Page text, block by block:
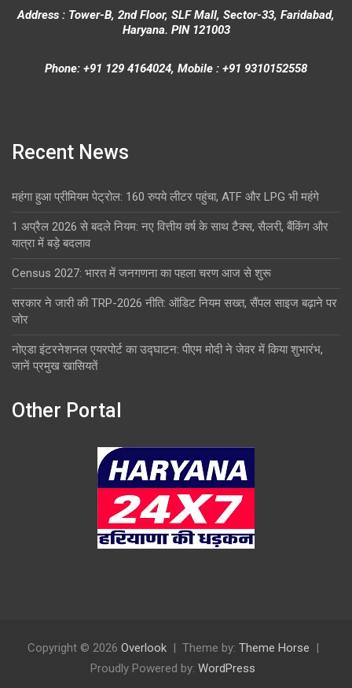
Address : Tower-B, 2nd Floor, SLF Mall, Sector-33, Faridabad,
Haryana. PIN 121003
Phone: +91 129 4164024, Mobile : +91 9310152558
Recent News
महंगा हुआ प्रीमियम पेट्रोल: 160 रुपये लीटर पहुंचा, ATF और LPG भी महंगे
1 अप्रैल 2026 से बदले नियम: नए वित्तीय वर्ष के साथ टैक्स, सैलरी, बैंकिंग और
यात्रा में बड़े बदलाव
Census 2027: भारत में जनगणना का पहला चरण आज से शुरू
सरकार ने जारी की TRP-2026 नीति: ऑडिट नियम सख्त, सैंपल साइज बढ़ाने पर
जोर
नोएडा इंटरनेशनल एयरपोर्ट का उद्घाटन: पीएम मोदी ने जेवर में किया शुभारंभ,
जानें प्रमुख खासियतें
Other Portal
Copyright © 2026 Overlook Theme by: Theme Horse
Proudly Powered by: WordPress